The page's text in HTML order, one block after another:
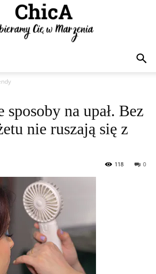
sposoby na upał. Bez
nie ruszają się z
0
118